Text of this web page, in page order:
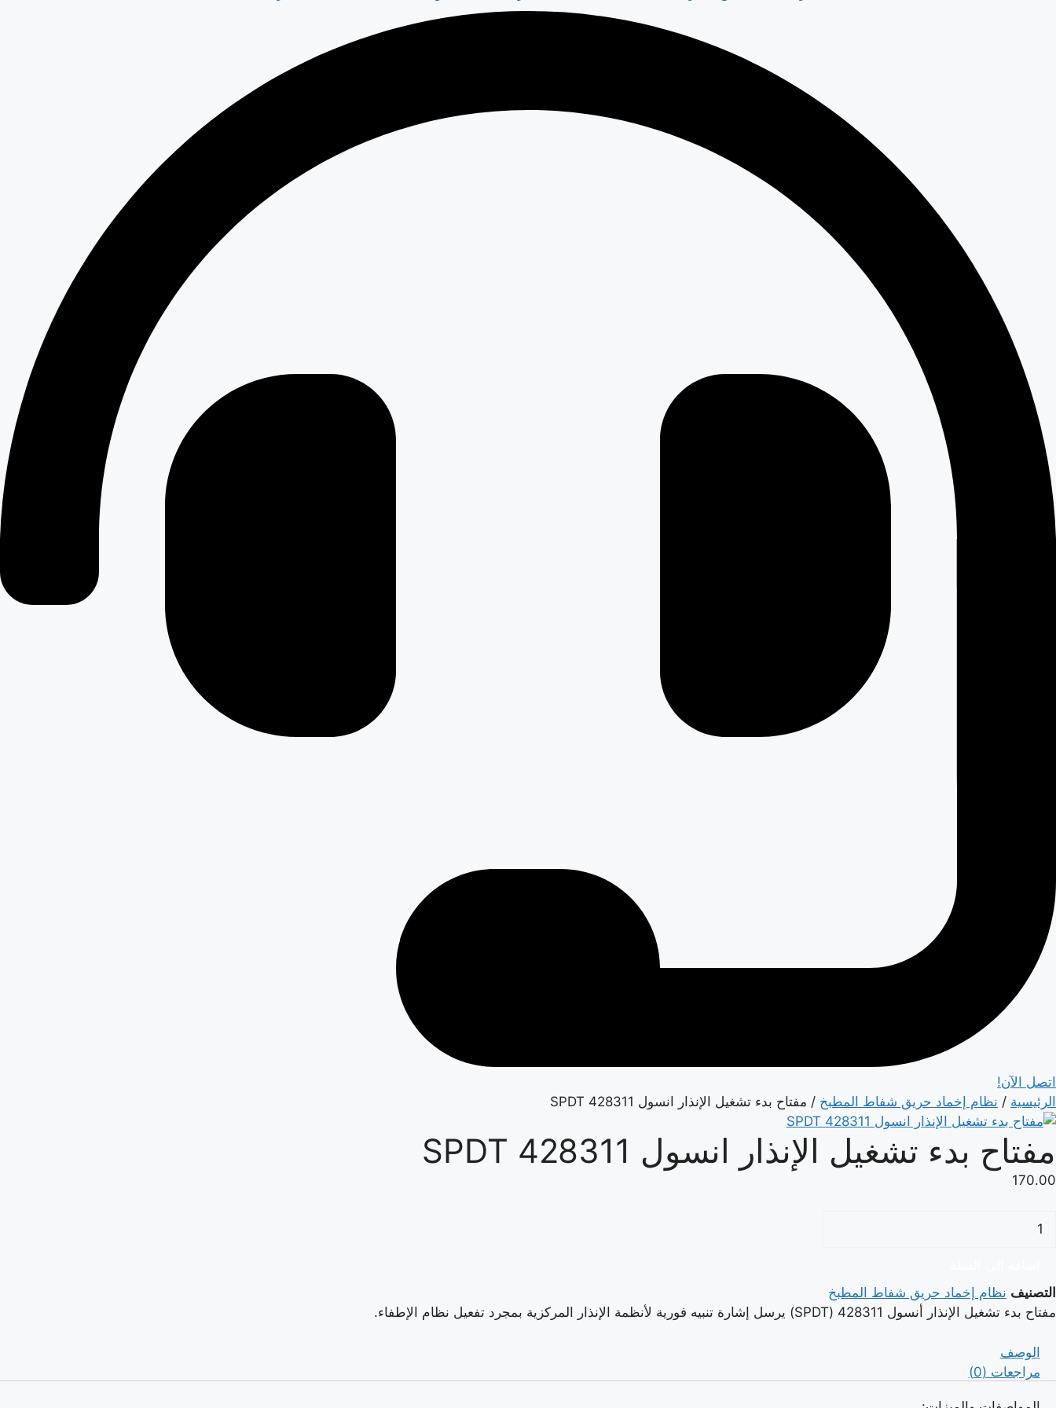
اتصل الآن!
الرئيسية / نظام إخماد حريق شفاط المطبخ / مفتاح بدء تشغيل الإنذار انسول 428311 SPDT
مفتاح بدء تشغيل الإنذار انسول 428311 SPDT
170.00
مفتاح
الإنذار
انسول
SPDT
التصنيف نظام إخماد حريق شفاط المطبخ
مفتاح بدء تشغيل الإنذار أنسول 428311 (SPDT) يرسل إشارة تنبيه فورية لأنظمة الإنذار المركزية بمجرد تفعيل نظام الإطفاء.
الوصف
مراجعات (0)